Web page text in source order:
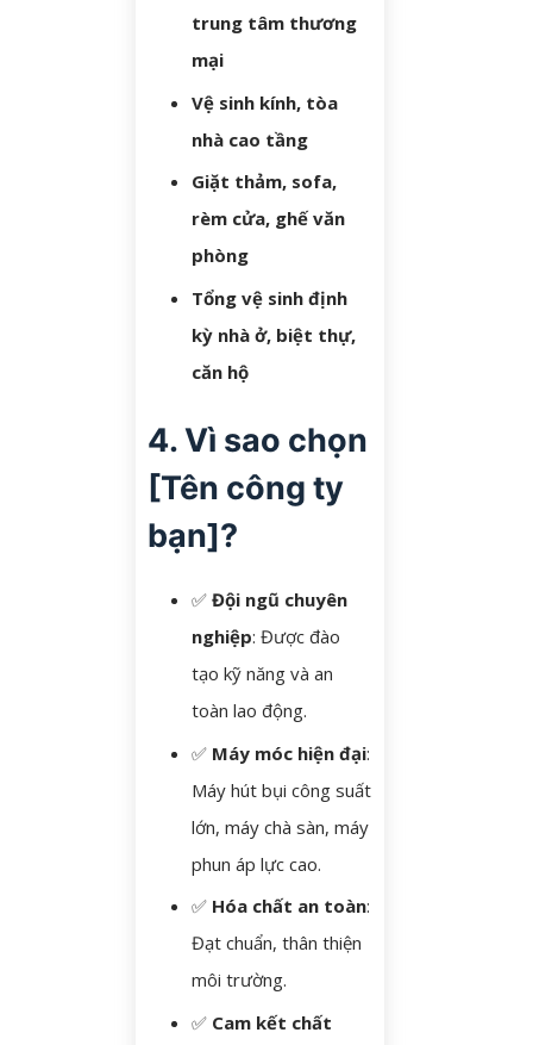
trung tâm thương
mại
Vệ sinh kính, tòa
nhà cao tầng
Giặt thảm, sofa,
rèm cửa, ghế văn
phòng
Tổng vệ sinh định
kỳ nhà ở, biệt thự,
căn hộ
4. Vì sao chọn
[Tên công ty
bạn]?
✅Đội ngũ chuyên
nghiệp: Được đào
tạo kỹ năng và an
toàn lao động.
✅ Máy móc hiện đại:
Máy hút bụi công suất
lớn, máy chà sàn, máy
phun áp lực cao.
✅ Hóa chất an toàn:
Đạt chuẩn, thân thiện
môi trường.
✅ Cam kết chất